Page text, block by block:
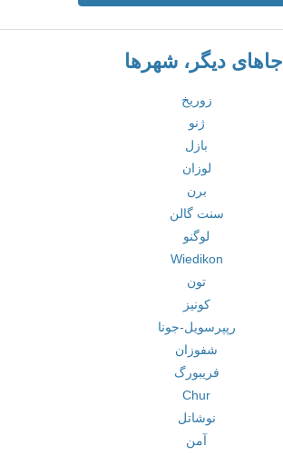
جاهای دیگر، شهرها
زوریخ
ژنو
بازل
لوزان
برن
سنت گالن
لوگنو
Wiedikon
تون
کونیز
رپپرسویل-جونا
شفوزان
فریبورگ
Chur
نوشاتل
آمن